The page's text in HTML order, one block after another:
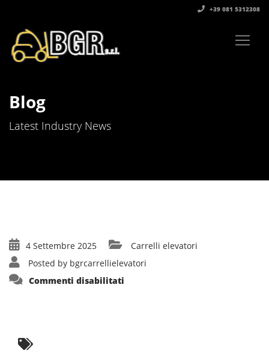
+39 081 5312308‬
Blog
Latest Industry News
4 Settembre 2025
Carrelli elevatori
Posted by bgrcarrellielevatori
Commenti disabilitati